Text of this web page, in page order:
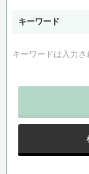
キーワード
キーワードは入力